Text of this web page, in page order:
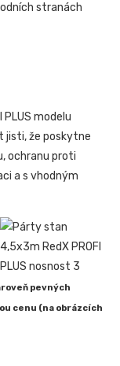
stranách
modelu
jisti, že poskytne
ochranu proti
a s vhodným
pevných
cenu (na obrázcích